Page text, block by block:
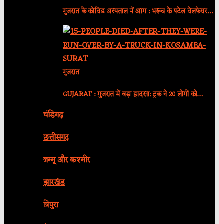
गुजरात के कोविड अस्पताल में आग : भरूच के पटेल वेलफेयर…
गुजरात
GUJARAT : गुजरात में बड़ा हादसा: ट्रक ने 20 लोगों को…
चंडिगढ़
छत्तीसगढ़
जम्मू और कश्मीर
झारखंड
त्रिपुरा